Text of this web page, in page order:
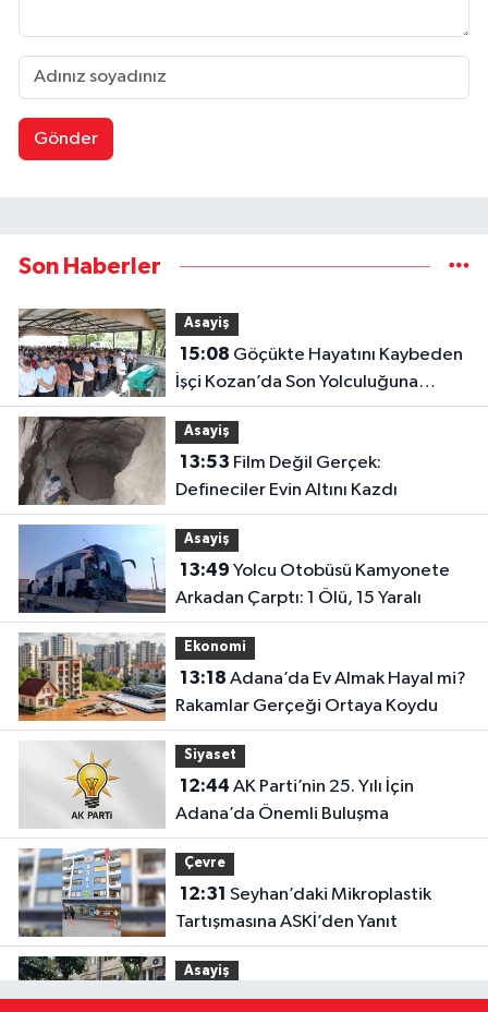
Gönder
Son Haberler
Asayiş
15:08
İşçi Kozan’da Son Yolculuğuna
Uğurlandı
Asayiş
13:53
Defineciler Evin Altını Kazdı
Asayiş
13:49
Arkadan Çarptı: 1 Ölü, 15 Yaralı
Ekonomi
13:18
Rakamlar Gerçeği Ortaya Koydu
Siyaset
12:44
Adana’da Önemli Buluşma
Çevre
12:31
Tartışmasına ASKİ’den Yanıt
Asayiş
12:27Göçükte Hayatını Kaybeden